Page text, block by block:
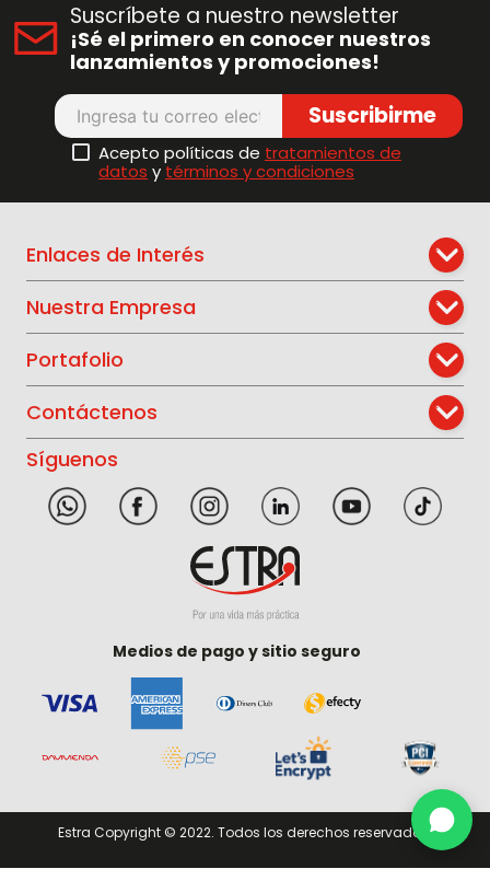
Suscríbete a nuestro newsletter
¡Sé el primero en conocer nuestros
lanzamientos y promociones!
Suscribirme
Acepto políticas de tratamientos de
datos y términos y condiciones
Enlaces de Interés
Nuestra Empresa
Portafolio
Contáctenos
Síguenos
Medios de pago y sitio seguro
Estra Copyright © 2022. Todos los derechos reservados.